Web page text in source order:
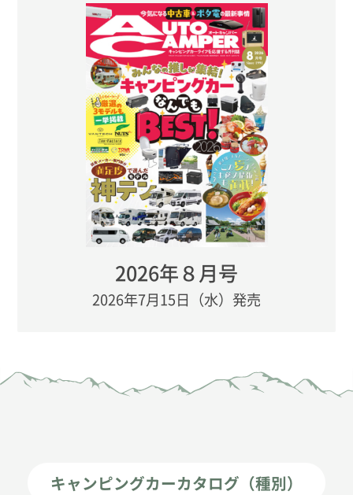
2026年８月号
2026年7月15日（水）発売
キャンピングカーカタログ（種別）